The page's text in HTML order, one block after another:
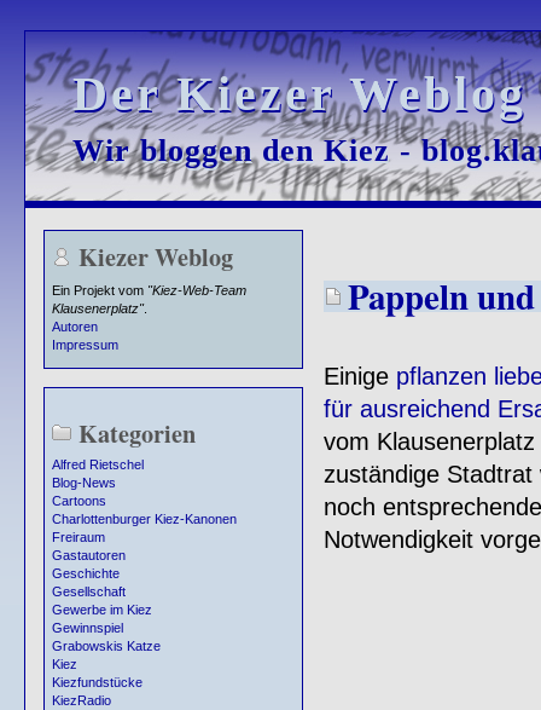
Der Kiezer
Der Kiezer
Wir bloggen den Kiez -
Wir bloggen den Kiez -
Kiezer Weblog
Ein Projekt vom "Kiez-Web-Team
Klausenerplatz".
Autoren
Impressum
Kategorien
Alfred Rietschel
Blog-News
Cartoons
Charlottenburger Kiez-Kanonen
Freiraum
Gastautoren
Geschichte
Gesellschaft
Gewerbe im Kiez
Gewinnspiel
Grabowskis Katze
Kiez
Kiezfundstücke
KiezRadio
Pappeln
Einige pflanzen
für ausreichend
vom
zuständige
noch
Notwendigkeit